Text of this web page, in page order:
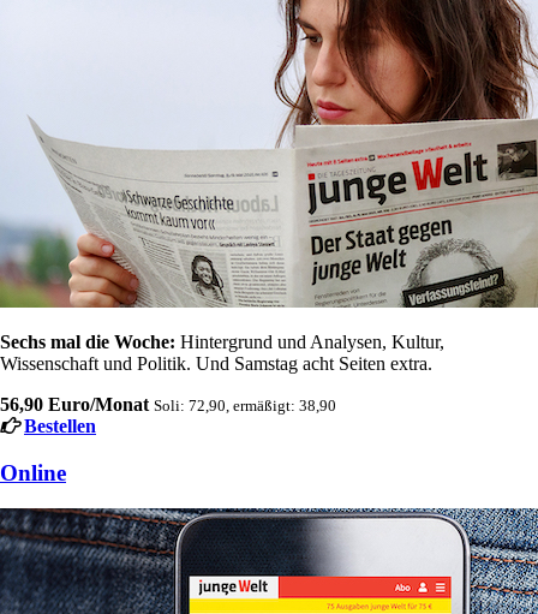
Sechs mal die Woche: Hintergrund und Analysen, Kultur,
Wissenschaft und Politik. Und Samstag acht Seiten extra.
56,90 Euro/Monat Soli: 72,90, ermäßigt: 38,90
Bestellen
Online